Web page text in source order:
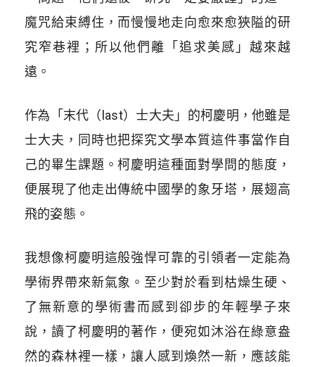
魔咒給束縛住，而慢慢地走向愈來愈狹隘的研
究窄巷裡；所以他們離「追求美感」越來越
遠。
作為「末代（last）士大夫」的柯慶明，他雖是
士大夫，同時也把探究文學本質這件事當作自
己的畢生課題。柯慶明這種面對學問的態度，
便展現了他走出傳統中國學的象牙塔，展翅高
飛的姿態。
我想像柯慶明這般強悍可靠的引領者一定能為
學術界帶來新氣象。至少對於看到枯燥生硬、
了無新意的學術書而感到卻步的年輕學子來
說，讀了柯慶明的著作，便宛如沐浴在綠意盎
然的森林裡一樣，讓人感到煥然一新，應該能